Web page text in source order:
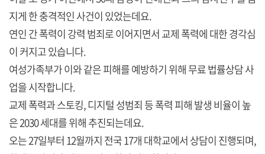
지게 한 충격적인 사건이 있었는데요.
연인 간 폭력이 강력 범죄로 이어지면서 교제 폭력에 대한 경각심
이 커지고 있습니다.
여성가족부가 이와 같은 피해를 예방하기 위해 무료 법률상담 사
업을 시작합니다.
교제 폭력과 스토킹, 디지털 성범죄 등 폭력 피해 발생 비율이 높
은 2030 세대를 위해 추진되는데요.
오는 27일부터 12월까지 전국 17개 대학교에서 상담이 진행되며,